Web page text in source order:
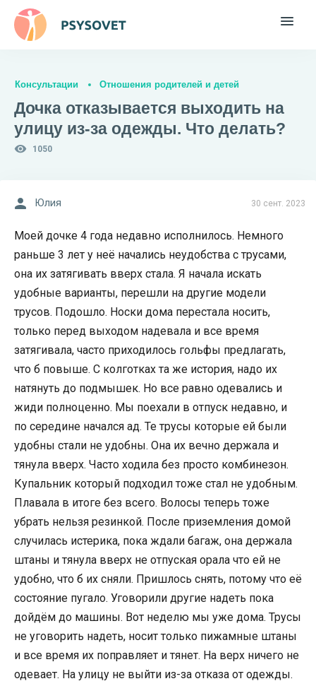
Консультации Отношения родителей и детей
Дочка отказывается выходить на
улицу из-за одежды. Что делать?
1050
30 сент. 2023
Юлия
Моей дочке 4 года недавно исполнилось. Немного
раньше 3 лет у неё начались неудобства с трусами,
она их затягивать вверх стала. Я начала искать
удобные варианты, перешли на другие модели
трусов. Подошло. Носки дома перестала носить,
только перед выходом надевала и все время
затягивала, часто приходилось гольфы предлагать,
что б повыше. С колготках та же история, надо их
натянуть до подмышек. Но все равно одевались и
жиди полноценно. Мы поехали в отпуск недавно, и
по середине начался ад. Те трусы которые ей были
удобны стали не удобны. Она их вечно держала и
тянула вверх. Часто ходила без просто комбинезон.
Купальник который подходил тоже стал не удобным.
Плавала в итоге без всего. Волосы теперь тоже
убрать нельзя резинкой. После приземления домой
случилась истерика, пока ждали багаж, она держала
штаны и тянула вверх не отпуская орала что ей не
удобно, что б их сняли. Пришлось снять, потому что её
состояние пугало. Уговорили другие надеть пока
дойдём до машины. Вот неделю мы уже дома. Трусы
не уговорить надеть, носит только пижамные штаны
и все время их поправляет и тянет. На верх ничего не
одевает. На улицу не выйти из-за отказа от одежды.